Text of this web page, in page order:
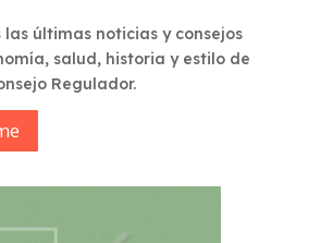
las últimas noticias y consejos
salud, historia y estilo de
Regulador.